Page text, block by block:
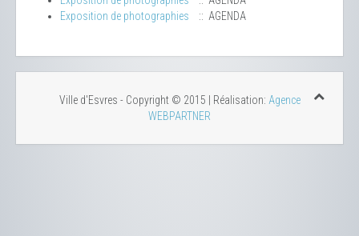
Exposition de photographies
:: AGENDA
Ville d'Esvres - Copyright © 2015 | Réalisation: Agence
WEBPARTNER